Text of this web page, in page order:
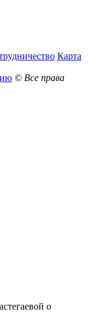
Карта
© Все права
о